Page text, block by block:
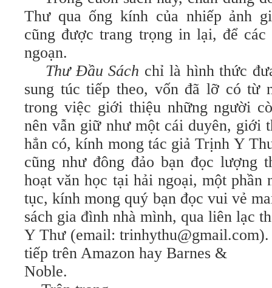
Thư qua ống kính của nhiếp ảnh
cũng được trang trọng in lại, để các
ngoạn.
Thư Đầu Sách chỉ là hình thức
sung túc tiếp theo, vốn đã lỡ có từ
trong việc giới thiệu những người
nên vẫn giữ như một cái duyên, giới
hẳn có, kính mong tác giả Trịnh Y
cũng như đông đảo bạn đọc lượng
hoạt văn học tại hải ngoại, một phần
tục, kính mong quý bạn đọc vui vẻ
sách gia đình nhà mình, qua liên lạc
Y Thư (email:
tiếp trên Amazon hay Barnes &
Noble.